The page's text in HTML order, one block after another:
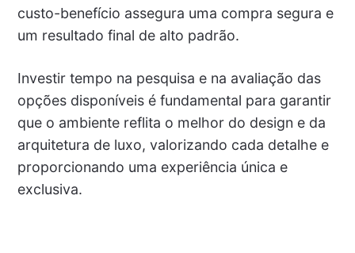
custo-benefício assegura uma compra segura e
um resultado final de alto padrão.
Investir tempo na pesquisa e na avaliação das
opções disponíveis é fundamental para garantir
que o ambiente reflita o melhor do design e da
arquitetura de luxo, valorizando cada detalhe e
proporcionando uma experiência única e
exclusiva.